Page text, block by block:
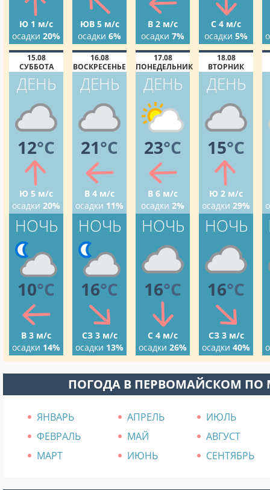
Ю 1 м/с
осадки 20%
ЮВ 5 м/с
осадки 6%
В 2 м/с
осадки 7%
С 4 м/с
осадки 5%
15.08
СУББОТА
ДЕНЬ
12°C
Ю 5 м/с
осадки 20%
НОЧЬ
10°C
В 3 м/с
осадки 14%
16.08
ВОСКРЕСЕНЬЕ
ДЕНЬ
21°C
В 4 м/с
осадки 11%
НОЧЬ
16°C
СЗ 3 м/с
осадки 13%
17.08
ПОНЕДЕЛЬНИК
ДЕНЬ
23°C
В 6 м/с
осадки 2%
НОЧЬ
16°C
С 4 м/с
осадки 26%
18.08
ВТОРНИК
ДЕНЬ
15°C
Ю 2 м/с
осадки 29%
НОЧЬ
16°C
СЗ 3 м/с
осадки 40%
ПОГОДА В ПЕРВОМАЙСКОМ ПО
ЯНВАРЬ АПРЕЛЬ
ИЮЛЬ
ФЕВРАЛЬ
МАЙ
АВГУСТ
МАРТ
ИЮНЬ СЕНТЯБРЬ